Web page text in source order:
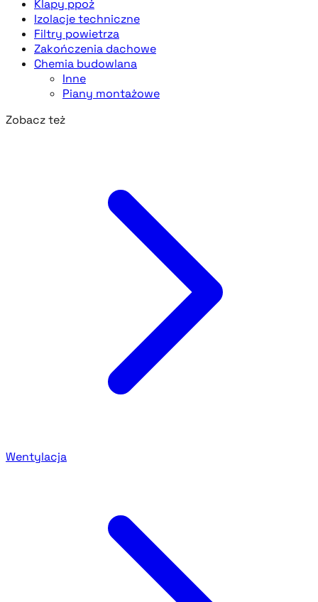
Klapy ppoż
Izolacje techniczne
Filtry powietrza
Zakończenia dachowe
Chemia budowlana
Inne
Piany montażowe
Zobacz też
Wentylacja